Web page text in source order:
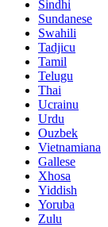
Sindhi
Sundanese
Swahili
Tadjicu
Tamil
Telugu
Thai
Ucrainu
Urdu
Ouzbek
Vietnamiana
Gallese
Xhosa
Yiddish
Yoruba
Zulu